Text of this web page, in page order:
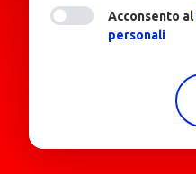
Acconsento al
personali